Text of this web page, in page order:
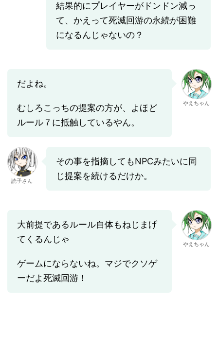
結果的にプレイヤーがドンドン減っ
て、かえって死滅回游の永続が困難
になるんじゃないの？
だよね。
むしろこっちの提案の方が、よほど
ルール７に抵触しているやん。
やえちゃん
読子さん
その事を指摘してもNPCみたいに同
じ提案を続けるだけか。
大前提であるルール自体もねじまげ
てくるんじゃ
ゲームにならないね。マジでクソゲ
ーだよ死滅回游！
やえちゃん